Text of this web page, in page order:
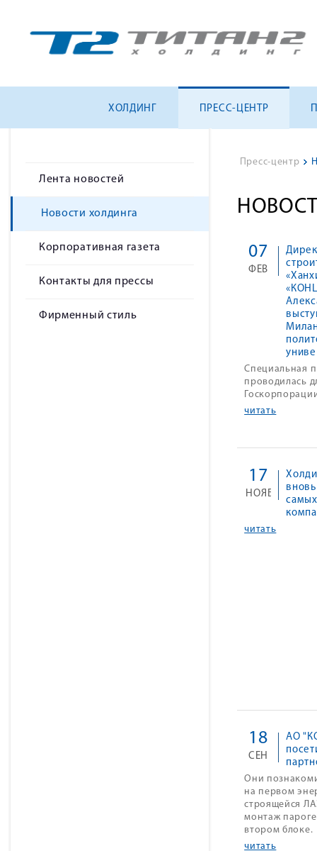
ХОЛДИНГ ПРЕСС-ЦЕНТР
Лента новостей
Новости холдинга
Корпоративная газета
Контакты для прессы
Фирменный стиль
Пресс-центр >
07
ФЕВ
Специальная
проводилась
читать
17
НОЯБ
читать
АО
18
СЕН
Они
на первом
строящейся
монтаж
втором блоке.
читать